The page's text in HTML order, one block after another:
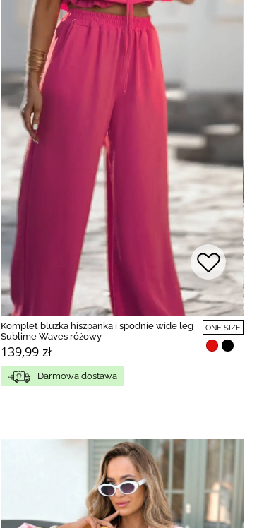
Komplet bluzka hiszpanka i spodnie wide leg
Sublime Waves różowy
139,99 zł
ONE SIZE
Darmowa dostawa